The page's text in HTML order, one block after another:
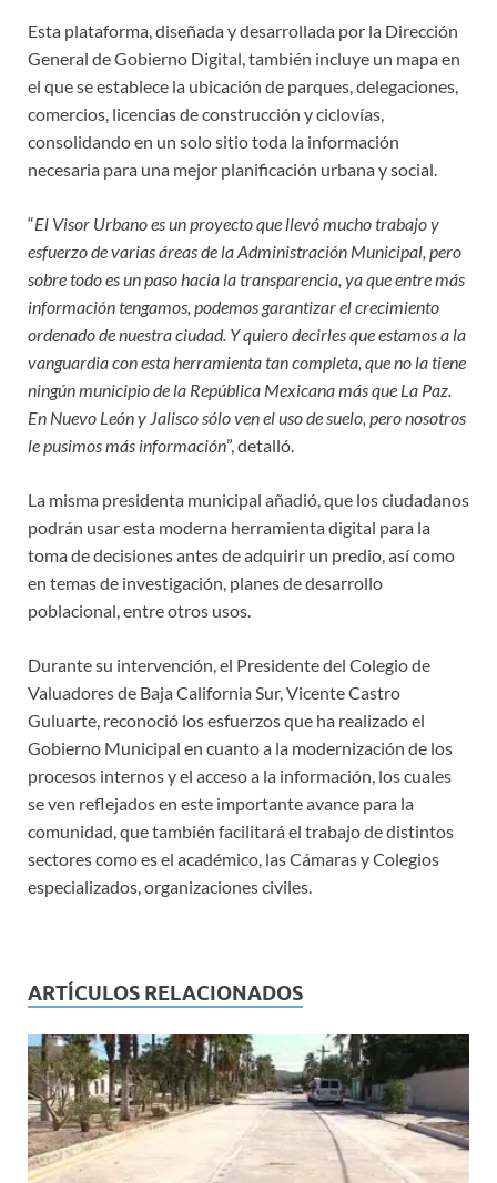
Esta plataforma, diseñada y desarrollada por la Dirección
General de Gobierno Digital, también incluye un mapa en
el que se establece la ubicación de parques, delegaciones,
comercios, licencias de construcción y ciclovías,
consolidando en un solo sitio toda la información
necesaria para una mejor planificación urbana y social.
“El Visor Urbano es un proyecto que llevó mucho trabajo y
esfuerzo de varias áreas de la Administración Municipal, pero
sobre todo es un paso hacia la transparencia, ya que entre más
información tengamos, podemos garantizar el crecimiento
ordenado de nuestra ciudad. Y quiero decirles que estamos a la
vanguardia con esta herramienta tan completa, que no la tiene
ningún municipio de la República Mexicana más que La Paz.
En Nuevo León y Jalisco sólo ven el uso de suelo, pero nosotros
le pusimos más información”, detalló.
La misma presidenta municipal añadió, que los ciudadanos
podrán usar esta moderna herramienta digital para la
toma de decisiones antes de adquirir un predio, así como
en temas de investigación, planes de desarrollo
poblacional, entre otros usos.
Durante su intervención, el Presidente del Colegio de
Valuadores de Baja California Sur, Vicente Castro
Guluarte, reconoció los esfuerzos que ha realizado el
Gobierno Municipal en cuanto a la modernización de los
procesos internos y el acceso a la información, los cuales
se ven reflejados en este importante avance para la
comunidad, que también facilitará el trabajo de distintos
sectores como es el académico, las Cámaras y Colegios
especializados, organizaciones civiles.
ARTÍCULOS RELACIONADOS